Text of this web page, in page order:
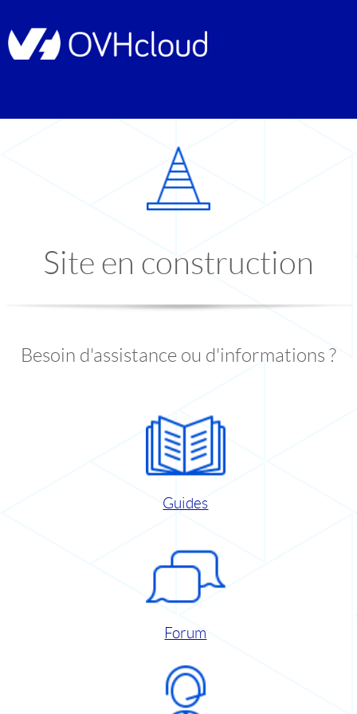
Site en construction
Besoin d'assistance ou d'informations ?
Guides
Forum